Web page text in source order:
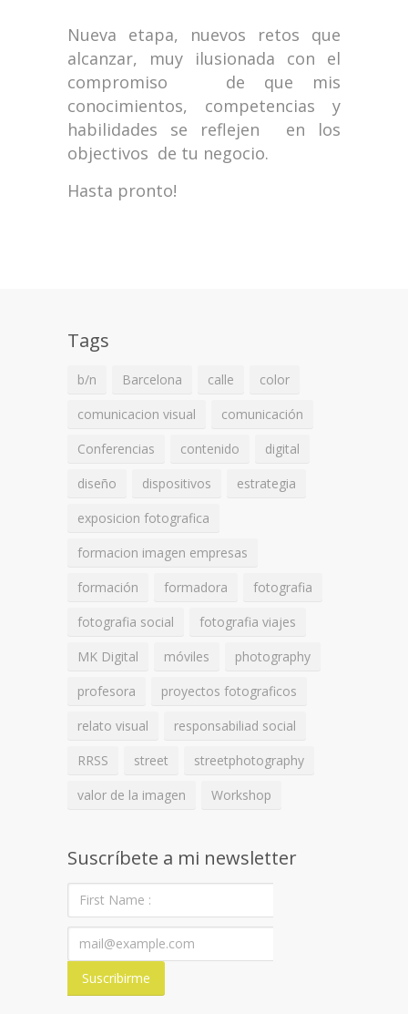
Nueva etapa, nuevos retos que
alcanzar, muy ilusionada con el
compromiso de que mis
conocimientos, competencias y
habilidades se reflejen en los
objectivos de tu negocio.
Hasta pronto!
Tags
b/n Barcelona calle
color
comunicacion visual
comunicación
Conferencias
contenido
digital
diseño
dispositivos
estrategia
exposicion fotografica
formacion imagen empresas
formación
formadora
fotografia
fotografia social
fotografia viajes
MK Digital
móviles
photography
profesora
proyectos fotograficos
relato visual
responsabiliad social
RRSS
street
streetphotography
valor de la imagen
Workshop
Suscríbete a mi newsletter